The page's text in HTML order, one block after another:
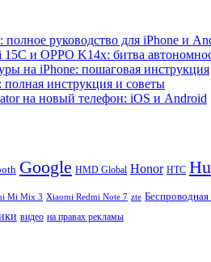
полное руководство для iPhone и
и OPPO K14x: битва
на iPhone: пошаговая инструкция
полная инструкция и советы
на новый телефон: iOS и Android
Google HMD Global Honor HTC
Mi Mix 3 Xiaomi Redmi Note 7 zte Беспроводная
видео на правах рекламы